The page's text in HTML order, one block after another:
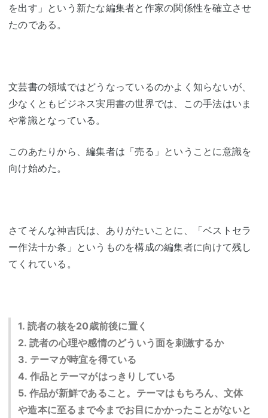
を出す」という新たな編集者と作家の関係性を確立させ
たのである。
文芸書の領域ではどうなっているのかよく知らないが、
少なくともビジネス実用書の世界では、この手法はいま
や常識となっている。
このあたりから、編集者は「売る」ということに意識を
向け始めた。
さてそんな神吉氏は、ありがたいことに、「ベストセラ
ー作法十か条」というものを構成の編集者に向けて残し
てくれている。
1. 読者の核を20歳前後に置く
2. 読者の心理や感情のどういう面を刺激するか
3. テーマが時宜を得ている
4. 作品とテーマがはっきりしている
5. 作品が新鮮であること。テーマはもちろん、文体
や造本に至るまで今までお目にかかったことがないと